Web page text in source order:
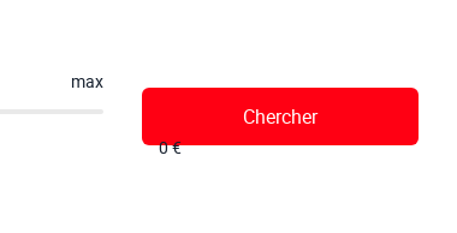
max
Chercher